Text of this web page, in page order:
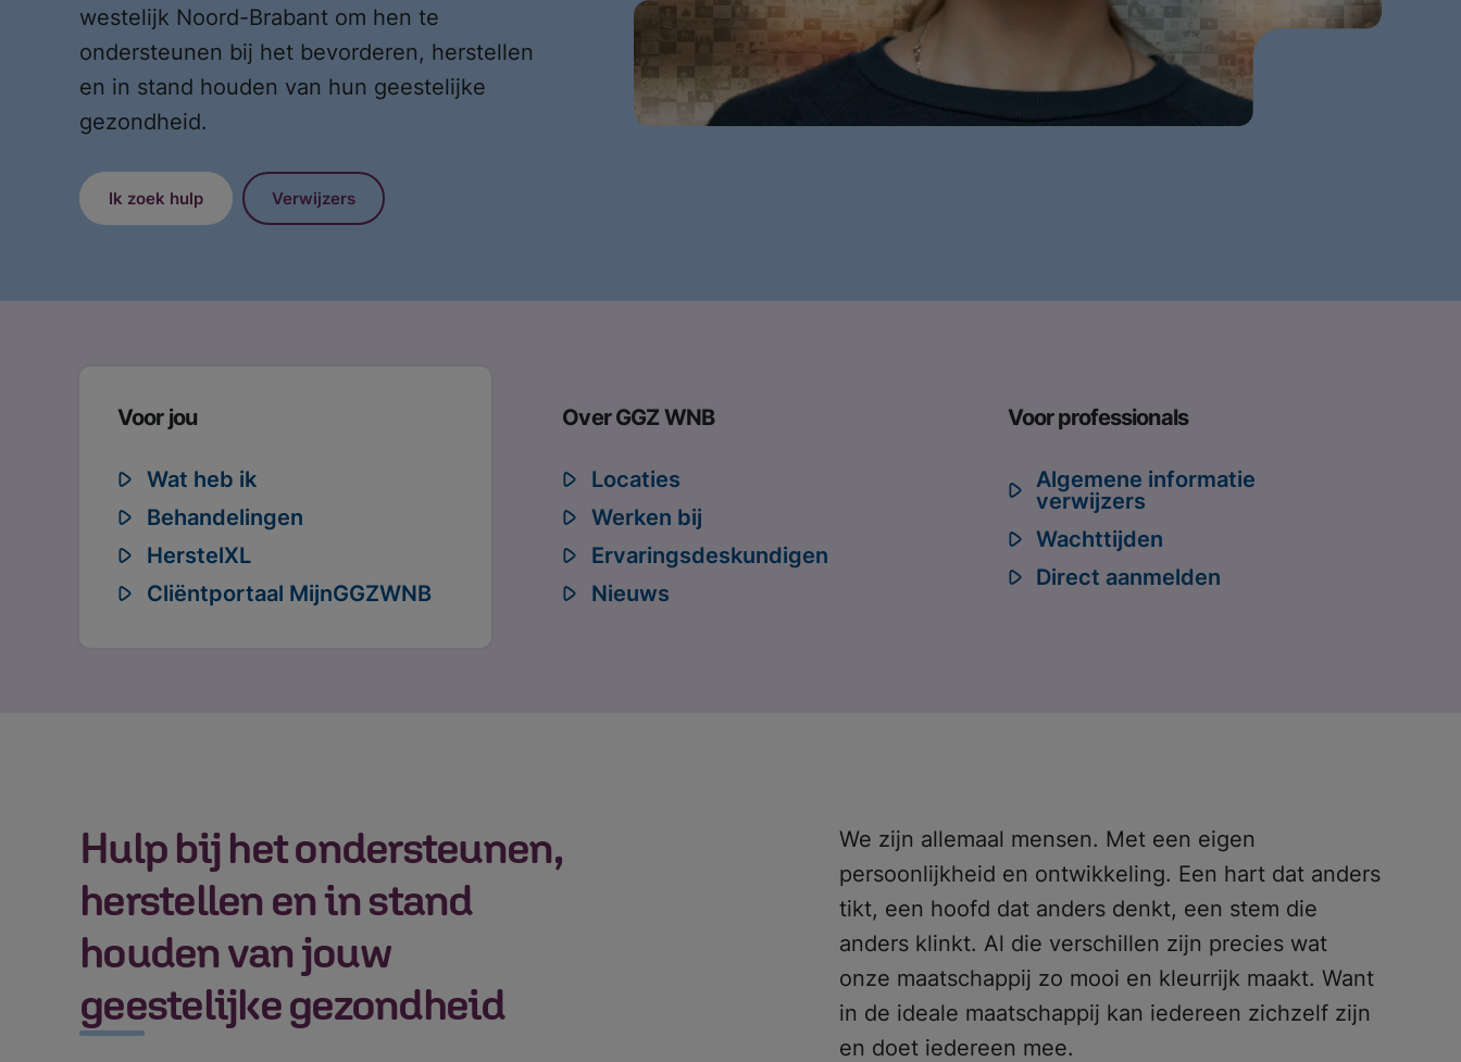
westelijk Noord-Brabant om hen te
ondersteunen bij het bevorderen, herstellen
en in stand houden van hun geestelijke
gezondheid.
Ik zoek hulp Verwijzers
Voor jou
Wat heb ik
Behandelingen
HerstelXL
Cliëntportaal MijnGGZWNB
Over GGZ WNB
Locaties
Werken bij
Ervaringsdeskundigen
Nieuws
Voor professionals
Algemene informatie
verwijzers
Wachttijden
Direct aanmelden
Hulp bij het ondersteunen,
herstellen en in stand
houden van jouw
geestelijke gezondheid
We zijn allemaal mensen. Met een eigen
persoonlijkheid en ontwikkeling. Een hart dat anders
tikt, een hoofd dat anders denkt, een stem die
anders klinkt. Al die verschillen zijn precies wat
onze maatschappij zo mooi en kleurrijk maakt. Want
in de ideale maatschappij kan iedereen zichzelf zijn
en doet iedereen mee.